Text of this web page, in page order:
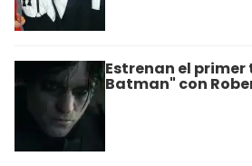
Estrenan el
Batman" con